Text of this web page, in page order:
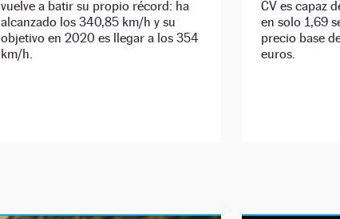
vuelve a batir su propio récord: ha
alcanzado los 340,85 km/h y su
objetivo en 2020 es llegar a los 354
km/h.
CV es capaz
en solo 1,69
precio base
euros.